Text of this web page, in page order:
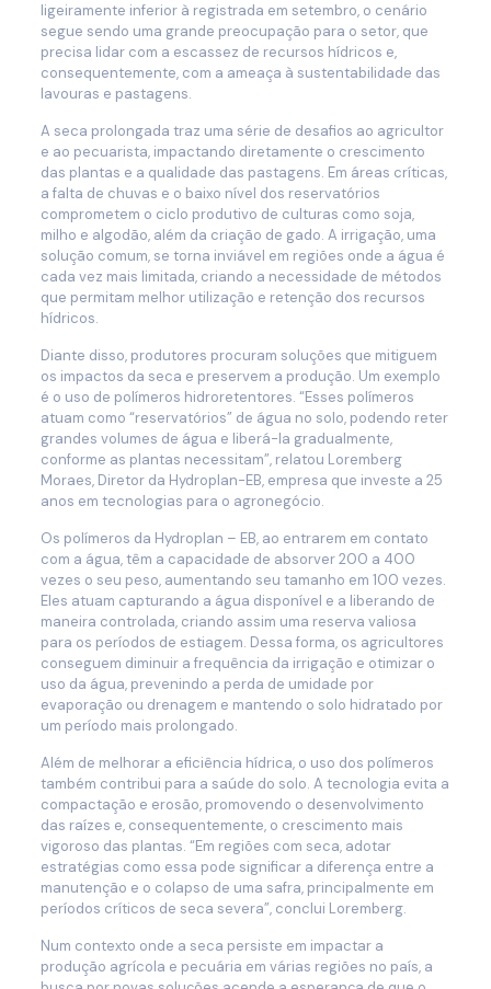
ligeiramente inferior à registrada em setembro, o cenário
segue sendo uma grande preocupação para o setor, que
precisa lidar com a escassez de recursos hídricos e,
consequentemente, com a ameaça à sustentabilidade das
lavouras e pastagens.
A seca prolongada traz uma série de desafios ao agricultor
e ao pecuarista, impactando diretamente o crescimento
das plantas e a qualidade das pastagens. Em áreas críticas,
a falta de chuvas e o baixo nível dos reservatórios
comprometem o ciclo produtivo de culturas como soja,
milho e algodão, além da criação de gado. A irrigação, uma
solução comum, se torna inviável em regiões onde a água é
cada vez mais limitada, criando a necessidade de métodos
que permitam melhor utilização e retenção dos recursos
hídricos.
Diante disso, produtores procuram soluções que mitiguem
os impactos da seca e preservem a produção. Um exemplo
é o uso de polímeros hidroretentores. “Esses polímeros
atuam como “reservatórios” de água no solo, podendo reter
grandes volumes de água e liberá-la gradualmente,
conforme as plantas necessitam”, relatou Loremberg
Moraes, Diretor da Hydroplan-EB, empresa que investe a 25
anos em tecnologias para o agronegócio.
Os polímeros da Hydroplan – EB, ao entrarem em contato
com a água, têm a capacidade de absorver 200 a 400
vezes o seu peso, aumentando seu tamanho em 100 vezes.
Eles atuam capturando a água disponível e a liberando de
maneira controlada, criando assim uma reserva valiosa
para os períodos de estiagem. Dessa forma, os agricultores
conseguem diminuir a frequência da irrigação e otimizar o
uso da água, prevenindo a perda de umidade por
evaporação ou drenagem e mantendo o solo hidratado por
um período mais prolongado.
Além de melhorar a eficiência hídrica, o uso dos polímeros
também contribui para a saúde do solo. A tecnologia evita a
compactação e erosão, promovendo o desenvolvimento
das raízes e, consequentemente, o crescimento mais
vigoroso das plantas. “Em regiões com seca, adotar
estratégias como essa pode significar a diferença entre a
manutenção e o colapso de uma safra, principalmente em
períodos críticos de seca severa”, conclui Loremberg.
Num contexto onde a seca persiste em impactar a
produção agrícola e pecuária em várias regiões no país, a